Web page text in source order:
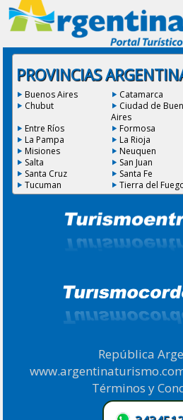
PROVINCIAS
Buenos Aires Catamarca
Chubut
Ciudad de
Aires
Entre Ríos
Formosa
La Pampa
La Rioja
Misiones
Neuquen
Salta
San Juan
Santa Cruz
Santa Fe
Tucuman
Tierra del
República
Términos y